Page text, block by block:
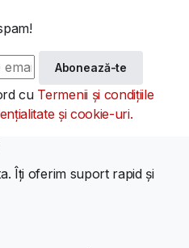
Abonează-te
cu Termenii și condițiile
și cookie-uri.
Îți oferim suport rapid și